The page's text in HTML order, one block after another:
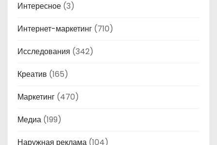
Интересное (3)
Интернет-маркетинг (710)
Исследования (342)
Креатив (165)
Маркетинг (470)
Медиа (199)
Наружная реклама (104)